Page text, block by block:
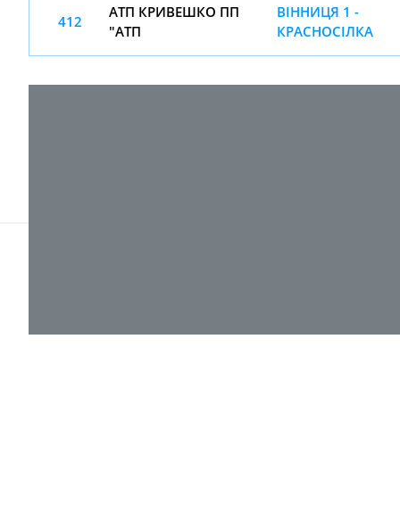
412
АТП КРИВЕШКО ПП
"АТП
ВІННИЦЯ 1 -
КРАСНОСІЛКА